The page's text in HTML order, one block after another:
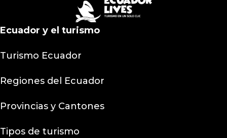
Ecuador y el turismo
Turismo Ecuador
Regiones del Ecuador
Provincias y Cantones
Tipos de turismo